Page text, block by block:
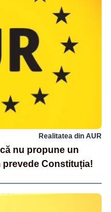
Realitatea din AUR
nu propune un
prevede Constituția!